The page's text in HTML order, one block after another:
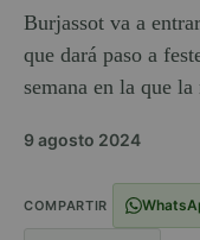
Burjassot va a
que dará paso a
semana en la que la
9 agosto 2024
COMPARTIR